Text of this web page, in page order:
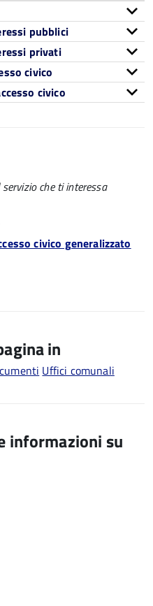
pubblici
privati
civico
civico
che ti interessa
civico generalizzato
in
Uffici comunali
informazioni su